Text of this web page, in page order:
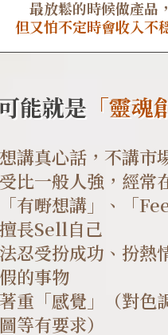
最放鬆的時候做產品，
但又怕不定時會收入不
能就是 「靈魂
講真心話，不講市
比一般人強，經常
有嘢想講」、「
長Sell自己
忍受扮成功、扮熱
的事物
重「感覺」（對色
等有要求）